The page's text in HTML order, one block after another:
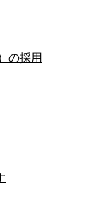
の採用